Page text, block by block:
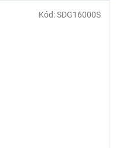
Kód:SDG16000S